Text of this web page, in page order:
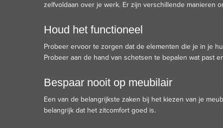
zelfvoldaan over je werk. Er zijn verschillende manieren
Houd het functioneel
Probeer ervoor te zorgen dat de elementen die je in je
Probeer aan de hand van schetsen te bepalen wat past
Bespaar nooit op meubilair
Een van de belangrijkste zaken bij het kiezen van je
belangrijk dat het zitcomfort goed is.